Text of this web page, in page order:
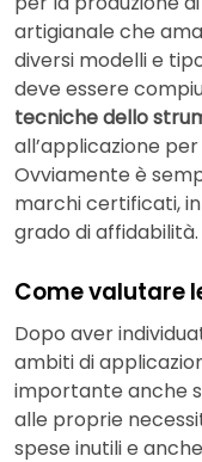
artigianale che
diversi modelli e
deve essere
tecniche dello
all’applicazione
Ovviamente è
marchi certificati,
grado di affidabilità.
Come valutare
Dopo aver
ambiti di
importante anche
alle proprie
spese inutili e